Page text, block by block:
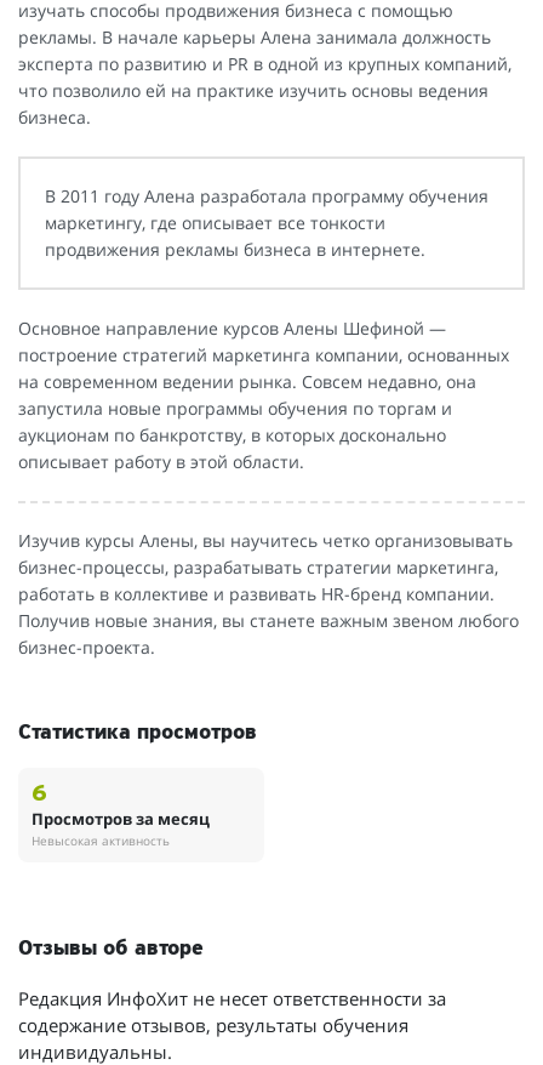
изучать способы продвижения бизнеса с помощью
рекламы. В начале карьеры Алена занимала должность
эксперта по развитию и PR в одной из крупных компаний,
что позволило ей на практике изучить основы ведения
бизнеса.
В 2011 году Алена разработала программу обучения
маркетингу, где описывает все тонкости
продвижения рекламы бизнеса в интернете.
Основное направление курсов Алены Шефиной —
построение стратегий маркетинга компании, основанных
на современном ведении рынка. Совсем недавно, она
запустила новые программы обучения по торгам и
аукционам по банкротству, в которых досконально
описывает работу в этой области.
Изучив курсы Алены, вы научитесь четко организовывать
бизнес-процессы, разрабатывать стратегии маркетинга,
работать в коллективе и развивать HR-бренд компании.
Получив новые знания, вы станете важным звеном любого
бизнес-проекта.
Статистика просмотров
6
Просмотров за месяц
Невысокая активность
Отзывы об авторе
Редакция ИнфоХит не несет ответственности за
содержание отзывов, результаты обучения
индивидуальны.